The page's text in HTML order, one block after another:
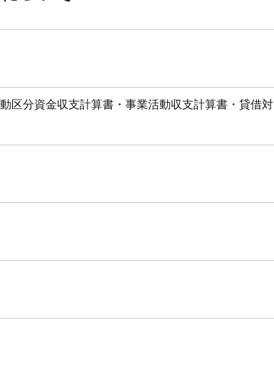
区分資金収支計算書・事業活動収支計算書・貸借対